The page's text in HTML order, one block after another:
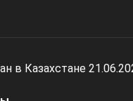
в Казахстане